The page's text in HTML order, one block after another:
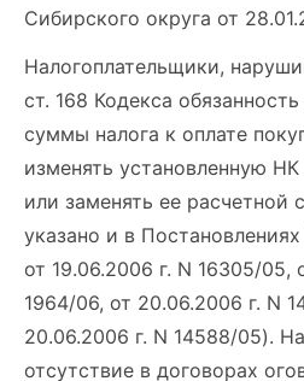
Сибирского округа от
Налогоплательщики,
ст. 168 Кодекса
суммы налога к оплате
изменять установленную
или заменять ее расчетной
указано и в
от 19.06.2006 г. N 16305/05,
1964/06, от 20.06.2006 г. N
20.06.2006 г. N 14588/05).
отсутствие в договорах